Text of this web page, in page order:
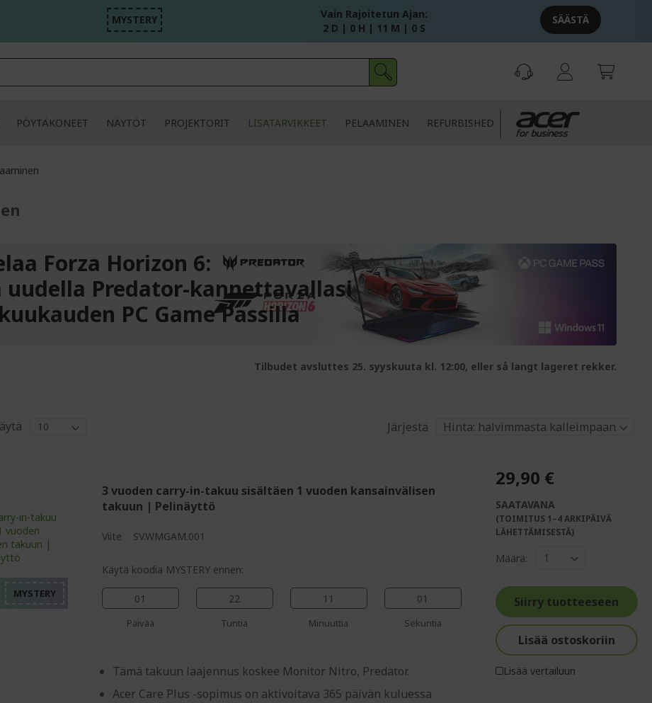
MYSTERY
Vain Rajoitetun Ajan:
2 D | 0 H | 10 M | 59 S
SÄÄSTÄ
PÖYTÄKONEET NÄYTÖT PROJEKTORIT LISÄTARVIKKEET PELAAMINEN REFURBISHED
Forza Horizon 6:
uudella Predator-kannettavallasi
PC Game Passilla
Tilbudet avsluttes 25. syyskuuta kl. 12:00, eller så langt lageret rekker.
Järjestä
3 vuoden carry-in-takuu sisältäen 1 vuoden kansainvälisen
takuun | Pelinäyttö
Viite SV.WMGAM.001
Käytä koodia MYSTERY ennen:
01
Päivää
22
Tuntia
11
Minuuttia
00
Sekuntia
Tämä takuun laajennus koskee Monitor Nitro, Predator.
Acer Care Plus -sopimus on aktivoitava 365 päivän kuluessa
29,90 €
SAATAVANA
(TOIMITUS 1–4 ARKIPÄIVÄ
LÄHETTÄMISESTÄ)
Määrä:
Siirry tuotteeseen
Lisää ostoskoriin
Lisää vertailuun